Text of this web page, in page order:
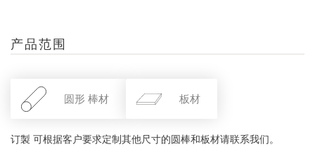
产品范围
圆形 棒材 板材
订製 可根据客户要求定制其他尺寸的圆棒和板材请联系我们。